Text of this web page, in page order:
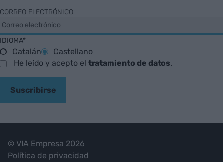
CORREO ELECTRÓNICO
IDIOMA*
Catalán
Castellano
He leído y acepto el tratamiento de datos.
Suscribirse
© VIA Empresa 2026
Política de privacidad